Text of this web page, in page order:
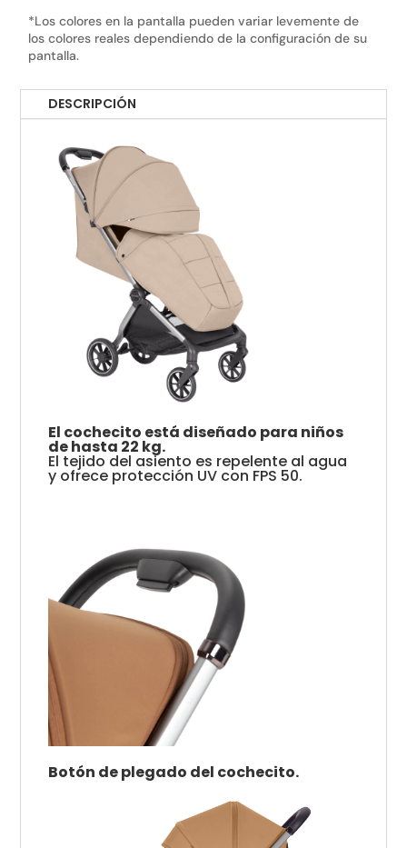
*Los colores en la pantalla pueden variar levemente de
los colores reales dependiendo de la configuración de su
pantalla.
DESCRIPCIÓN
El cochecito está diseñado para niños
de hasta 22 kg.
El tejido del asiento es repelente al agua
y ofrece protección UV con FPS 50.
Botón de plegado del cochecito.